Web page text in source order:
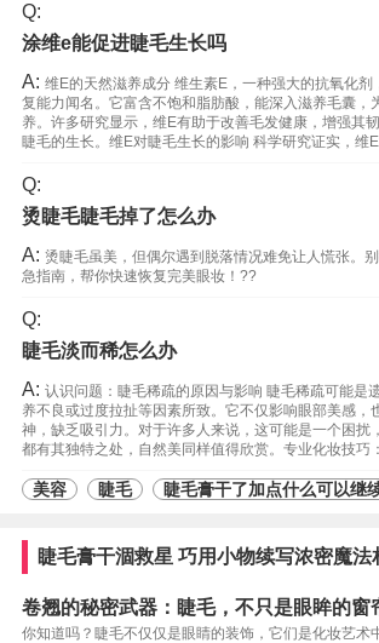
Q:
涂维e能促进睫毛生长吗
A: 维E的天然滋养成分 维生素E，一种强大的抗氧化剂
复能力闻名。它富含不饱和脂肪酸，能深入滋养毛囊，
养。许多研究显示，维E有助于改善毛发健康，增强其
睫毛的生长。维E对睫毛生长的影响 科学研究证实，维
Q:
烫睫毛睫毛掉了怎么办
A: 烫睫毛虽美，但偶尔遇到脱落情况难免让人慌张。
急指南，帮你快速恢复完美眼妆！??
Q:
睫毛淡而稀怎么办
A: 认识问题：睫毛稀疏的原因与影响 睫毛稀疏可能是
养不良或过度拉扯等因素所致。它不仅影响眼部美感，
神，缺乏吸引力。对于许多人来说，这可能是一个困扰
都有其独特之处，自然美同样值得欣赏。专业化妆技巧
美容 睫毛 睫毛膏干了加点什么可以继
睫毛膏干涸救星 巧用小物续写浓密魔法
卷翘的秘密武器：睫毛，不只是眼眸的窗
你知道吗？睫毛不仅仅是眼睛的装饰，它们是化妆艺术